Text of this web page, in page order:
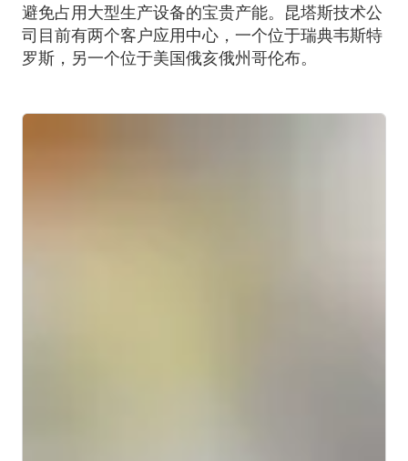
避免占用大型生产设备的宝贵产能。昆塔斯技术公
司目前有两个客户应用中心，一个位于瑞典韦斯特
罗斯，另一个位于美国俄亥俄州哥伦布。